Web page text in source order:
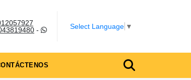
- Select Language ▼